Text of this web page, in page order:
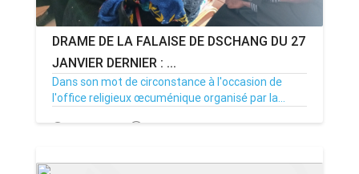
DRAME DE LA FALAISE DE DSCHANG DU 27
JANVIER DERNIER : ...
Dans son mot de circonstance à l'occasion de
l'office religieux œcuménique organisé par la...
12/02/21 Par MenouActu 2006